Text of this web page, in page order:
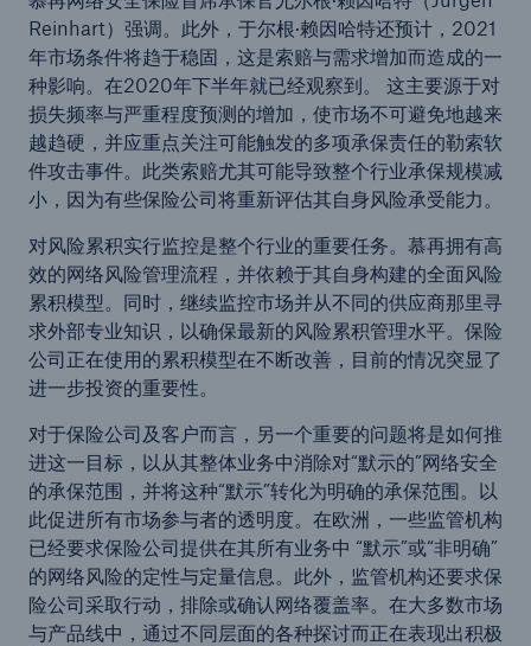
Reinhart）强调。此外，于尔根·赖因哈特还预计，2021
年市场条件将趋于稳固，这是索赔与需求增加而造成的一
种影响。在2020年下半年就已经观察到。 这主要源于对
损失频率与严重程度预测的增加，使市场不可避免地越来
越趋硬，并应重点关注可能触发的多项承保责任的勒索软
件攻击事件。此类索赔尤其可能导致整个行业承保规模减
小，因为有些保险公司将重新评估其自身风险承受能力。
对风险累积实行监控是整个行业的重要任务。慕再拥有高
效的网络风险管理流程，并依赖于其自身构建的全面风险
累积模型。同时，继续监控市场并从不同的供应商那里寻
求外部专业知识，以确保最新的风险累积管理水平。保险
公司正在使用的累积模型在不断改善，目前的情况突显了
进一步投资的重要性。
对于保险公司及客户而言，另一个重要的问题将是如何推
进这一目标，以从其整体业务中消除对“默示的”网络安全
的承保范围，并将这种“默示”转化为明确的承保范围。以
此促进所有市场参与者的透明度。在欧洲，一些监管机构
已经要求保险公司提供在其所有业务中 “默示”或“非明确”
的网络风险的定性与定量信息。此外，监管机构还要求保
险公司采取行动，排除或确认网络覆盖率。在大多数市场
与产品线中，通过不同层面的各种探讨而正在表现出积极